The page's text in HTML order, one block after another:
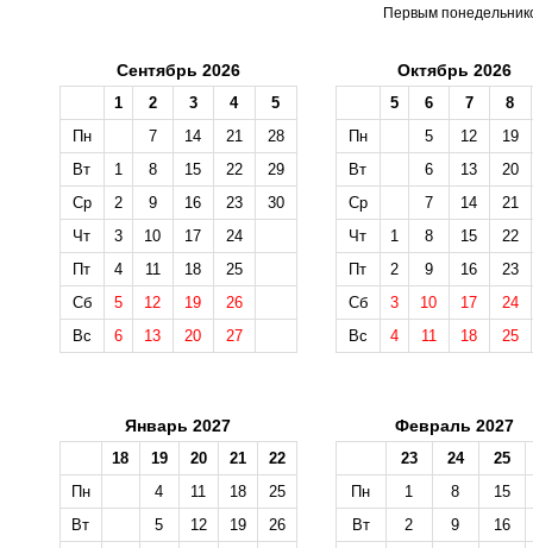
Первым
Сентябрь 2026
1 2 3 4
5
Пн
7 14 21
28
Вт
1 8 15 22
29
Ср
2 9 16 23
30
Чт
3 10 17
24
Пт
4 11 18
25
Сб
5 12 19
26
Вс
6 13 20 27
Октябрь 2026
5 6 7
8
Пн
5 12
19
Вт
6 13
20
Ср
7 14
21
Чт
1 8 15
22
Пт
2 9 16
23
Сб
3 10 17
24
Вс
4 11 18 25
Январь 2027
18 19 20 21
22
Пн
4 11 18
25
Вт
5 12 19
26
Февраль 2027
23 24
25
Пн
1 8
15
Вт
2 9
16